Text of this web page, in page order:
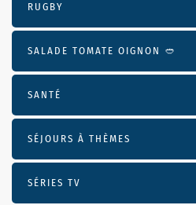
RUGBY
SALADE TOMATE OIGNON 🥙
SANTÉ
SÉJOURS À THÈMES
SÉRIES TV